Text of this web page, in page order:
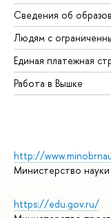
Сведения об
Людям с
Единая платежная
Работа в Вышке
http://
Министерство
https://edu.gov.ru/